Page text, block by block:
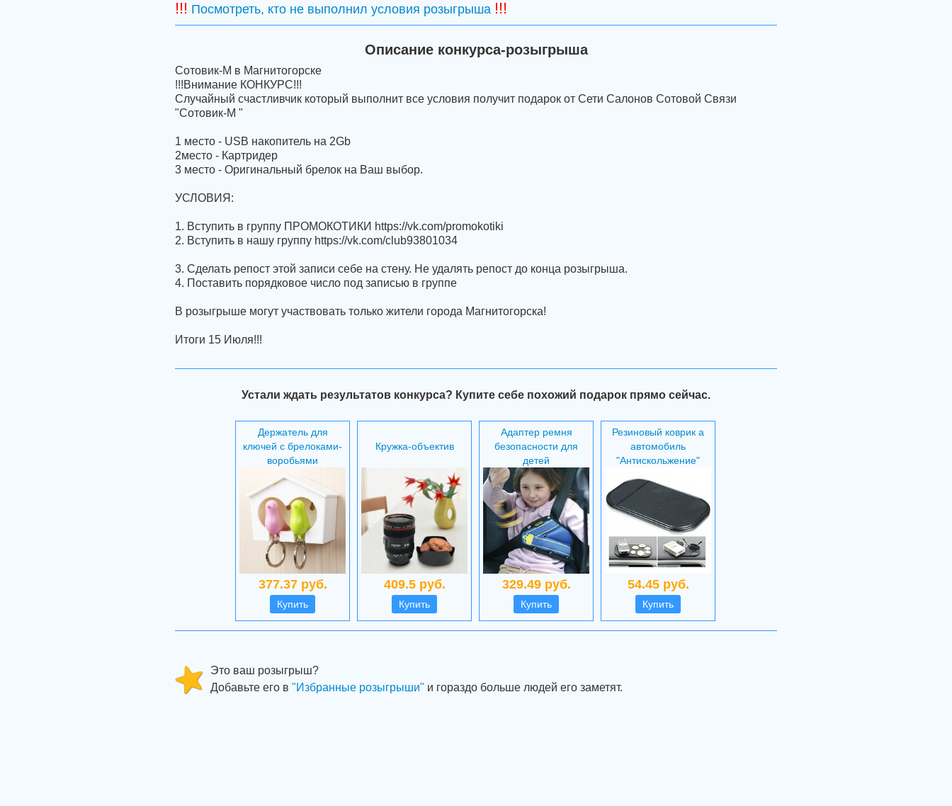
!!! Посмотреть, кто не выполнил условия розыгрыша !!!
Описание конкурса-розыгрыша
Сотовик-М в Магнитогорске
!!!Внимание КОНКУРС!!!
Случайный счастливчик который выполнит все условия получит подарок от Сети Салонов Сотовой Связи
"Сотовик-М "
1 место - USB накопитель на 2Gb
2место - Картридер
3 место - Оригинальный брелок на Ваш выбор.
УСЛОВИЯ:
1. Вступить в группу ПРОМОКОТИКИ https://vk.com/promokotiki
2. Вступить в нашу группу https://vk.com/club93801034
3. Сделать репост этой записи себе на стену. Не удалять репост до конца розыгрыша.
4. Поставить порядковое число под записью в группе
В розыгрыше могут участвовать только жители города Магнитогорска!
Итоги 15 Июля!!!
Устали ждать результатов конкурса? Купите себе похожий подарок прямо сейчас.
Держатель для
ключей с брелоками-
воробьями
377.37 руб.
Купить
Кружка-объектив
409.5 руб.
Купить
Адаптер ремня
безопасности для
детей
329.49 руб.
Купить
Резиновый коврик а
автомобиль
"Антискольжение"
54.45 руб.
Купить
Это ваш розыгрыш?
Добавьте его в "Избранные розыгрыши" и гораздо больше людей его заметят.